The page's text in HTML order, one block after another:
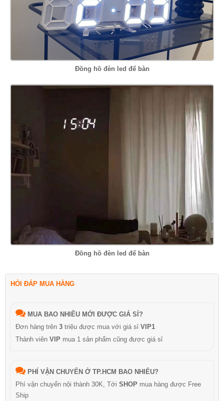
Đồng hồ đèn led để bàn
Đồng hồ đèn led để bàn
HỎI ĐÁP MUA HÀNG
MUA BAO NHIÊU MỚI ĐƯỢC GIÁ SỈ?
Đơn hàng trên 3 triệu được mua với giá sỉ VIP1
Thành viên VIP mua 1 sản phẩm cũng được giá sỉ
PHÍ VẬN CHUYỂN Ở TP.HCM BAO NHIÊU?
Phí vận chuyển nội thành 30K, Tới SHOP mua hàng được Free
Ship